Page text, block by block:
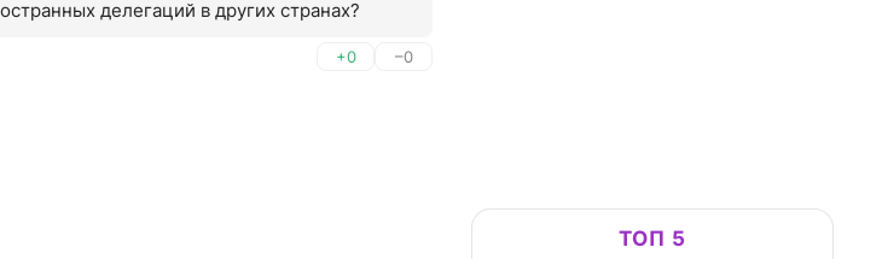
делегаций в других странах?
+0 –0
ТОП 5